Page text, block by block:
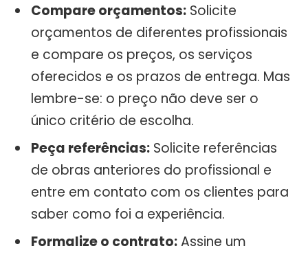
Compare orçamentos: Solicite
orçamentos de diferentes profissionais
e compare os preços, os serviços
oferecidos e os prazos de entrega. Mas
lembre-se: o preço não deve ser o
único critério de escolha.
Peça referências: Solicite referências
de obras anteriores do profissional e
entre em contato com os clientes para
saber como foi a experiência.
Formalize o contrato:Assine um